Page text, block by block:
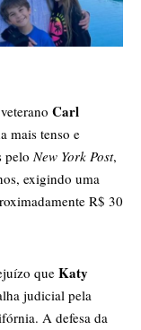
Carl
mais tenso e
peloNew York Post,
exigindo uma
R$ 30
que Katy
judicial pela
A defesa da